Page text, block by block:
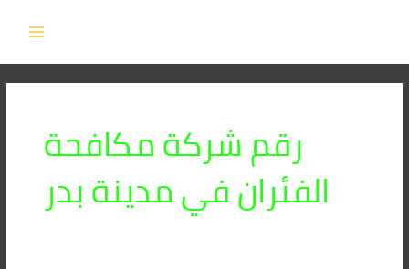
رقم شركة مكافحة
الفئران في مدينة بدر